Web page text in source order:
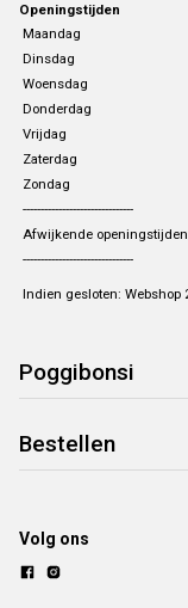
Openingstijden
Maandag
Dinsdag
Woensdag
Donderdag
Vrijdag
Zaterdag
Zondag
-------------------------------
Afwijkende
-------------------------------
Indien gesloten: Webshop
Poggibonsi
Bestellen
Volg ons